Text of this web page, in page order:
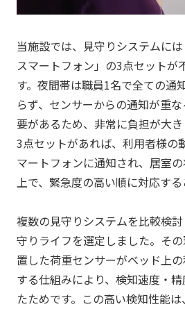
当施設では、見守りシステムに
スマートフォン」の3点セットが
す。夜間帯は職員1名で全ての通
らず、センサーからの通知が重
要があるため、非常に負担が大き
3点セットがあれば、利用者様の
マートフォンに通知され、居室
上で、緊急度の高い順に対応する
複数の見守りシステムを比較検
守りライフを選定しました。そ
置した荷重センサーがベッド上
する仕組みにより、検知速度・
たためです。この高い検知性能